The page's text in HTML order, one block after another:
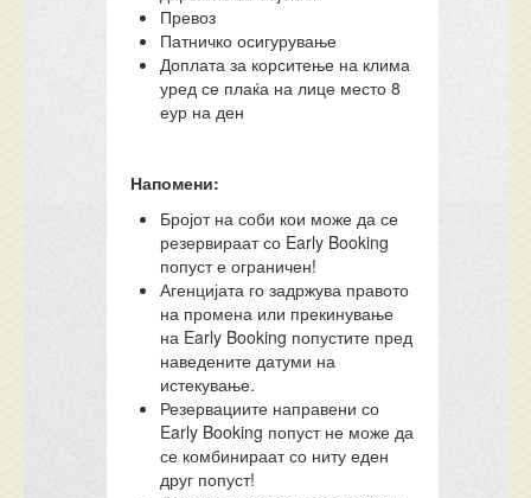
Превоз
Патничко осигурување
Доплата за корситење на клима
уред се плаќа на лице место 8
еур на ден
Напомени:
Бројот на соби кои може да се
резервираат со Early Booking
попуст е ограничен!
Агенцијата го задржува правото
на промена или прекинување
на Early Booking попустите пред
наведените датуми на
истекување.
Резервациите направени со
Early Booking попуст не може да
се комбинираат со ниту еден
друг попуст!